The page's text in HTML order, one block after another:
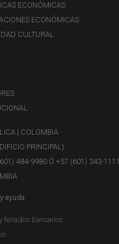
ECONÓMICAS
ECONÓMICAS
CULTURAL
| COLOMBIA
PRINCIPAL)
484-9980 Ó +57 (601) 343-1111
ayuda
feriados bancarios